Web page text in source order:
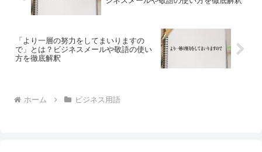
「より一層の努力をしてまいりますの
で」とは？ビジネスメールや敬語の使い
方を徹底解釈
ホーム ビジネス用語